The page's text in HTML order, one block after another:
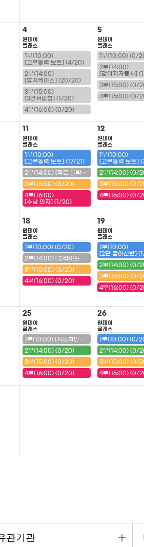
4
원데이
클래스
1부(10:00)
[고무동력 보트] (4/20)
2부(14:00)
[휴지케이스] (20/20)
3부(15:00)
[3칸서랍함] (1/20)
4부(16:00) (0/20)
5
원데이
클래스
1부(10:00) (0/
2부(14:00)
[강아지자동차]
3부(15:00) (0/
4부(16:00) (0/
11
원데이
클래스
1부(10:00)
[고무동력 보트] (17/21)
2부(14:00) [작은 툴박스] (20/20) (마감)
3부(15:00) (0/20)
4부(16:00)
[수납 의자] (1/20)
12
원데이
클래스
1부(10:00)
[고무동력 보트]
2부(14:00) (0/
3부(15:00) (0/
4부(16:00) (0/
18
원데이
클래스
1부(10:00) (0/20)
2부(14:00) [슬라이드 필통] (20/20) (마감)
3부(15:00) (0/20)
4부(16:00) (0/20)
19
원데이
클래스
1부(10:00)
[2단 접이선반]
2부(14:00) (0/
3부(15:00) (0/
4부(16:00) (0/
25
원데이
클래스
1부(10:00) [자동차만들기(구급차)] (20/20) (마감)
2부(14:00) (0/20)
3부(15:00) (0/20)
4부(16:00) (0/20)
26
원데이
클래스
1부(10:00) (0/
2부(14:00) (0/
3부(15:00) (0/
4부(16:00) (0/